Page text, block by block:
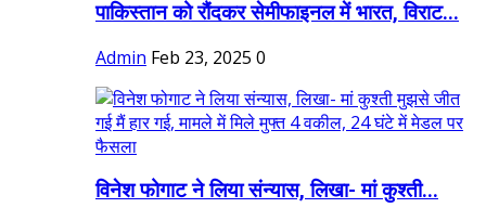
पाकिस्तान को रौंदकर सेमीफाइनल में भारत, विराट...
Admin Feb 23, 2025 0
विनेश फोगाट ने लिया संन्यास, लिखा- मां कुश्ती...